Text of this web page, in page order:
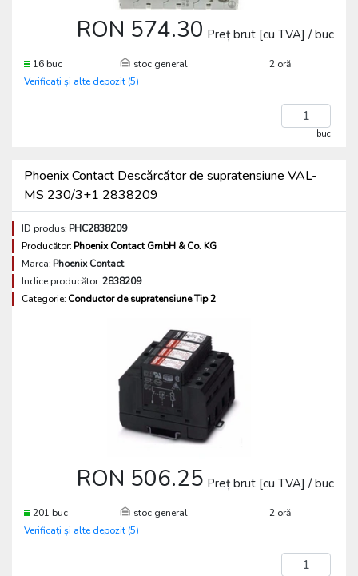
RON 574.30 Preț brut [cu TVA] / buc
16 buc stoc general
2 oră
Verificați și alte depozit (5)
buc
Phoenix Contact Descărcător de supratensiune VAL-
MS 230/3+1 2838209
ID produs:PHC2838209
Producător:Phoenix Contact GmbH & Co. KG
Marca:Phoenix Contact
Indice producător:2838209
Categorie: Conductor de supratensiune Tip 2
RON 506.25 Preț brut [cu TVA] / buc
201 buc stoc general
2 oră
Verificați și alte depozit (5)